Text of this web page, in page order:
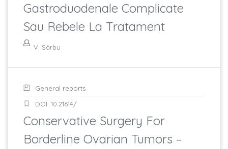
Gastroduodenale Complicate
Sau Rebele La Tratament
V. Sârbu
General reports
DOI: 10.21614/
Conservative Surgery For
Borderline Ovarian Tumors –